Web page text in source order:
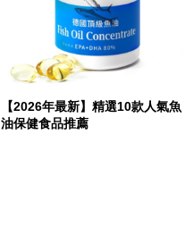
【2026年最新】精選10款人氣魚
油保健食品推薦